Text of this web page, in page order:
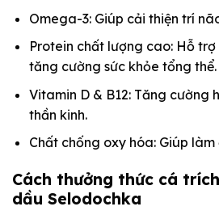
Omega-3: Giúp cải thiện trí
Protein chất lượng cao: Hỗ
tăng cường sức khỏe tổng thể.
Vitamin D & B12: Tăng cường
thần kinh.
Chất chống oxy hóa: Giúp
Cách thưởng thức cá
dầu Selodochka